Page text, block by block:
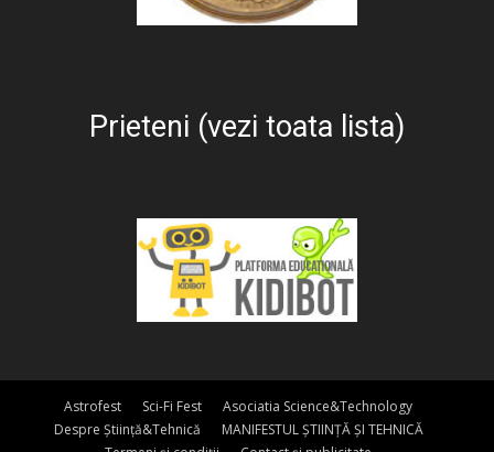
Prieteni (vezi toata lista)
Astrofest Sci-Fi Fest
Asociatia Science&Technology
Despre Știință&Tehnică
MANIFESTUL ȘTIINȚĂ ȘI TEHNICĂ